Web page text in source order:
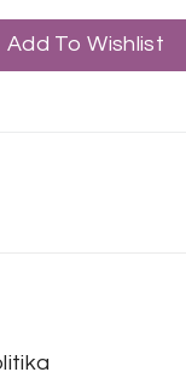
Add To Wishlist